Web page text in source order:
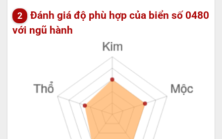
Đánh giá độ phù hợp của biển số 0480
với ngũ hành